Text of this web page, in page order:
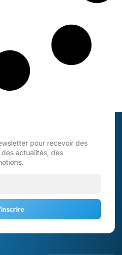
pour recevoir des
actualités, des